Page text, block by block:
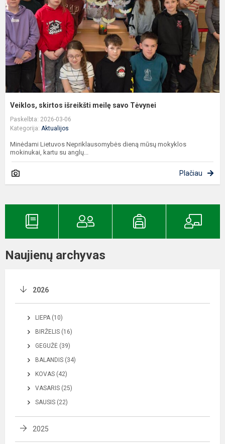
Veiklos, skirtos išreikšti meilę savo Tėvynei
Paskelbta: 2026-03-06
Kategorija: Aktualijos
Minėdami Lietuvos Nepriklausomybės dieną mūsų mokyklos
mokinukai, kartu su anglų...
Plačiau
Naujienų archyvas
2026
LIEPA (10)
BIRŽELIS (16)
GEGUŽĖ (39)
BALANDIS (34)
KOVAS (42)
VASARIS (25)
SAUSIS (22)
2025